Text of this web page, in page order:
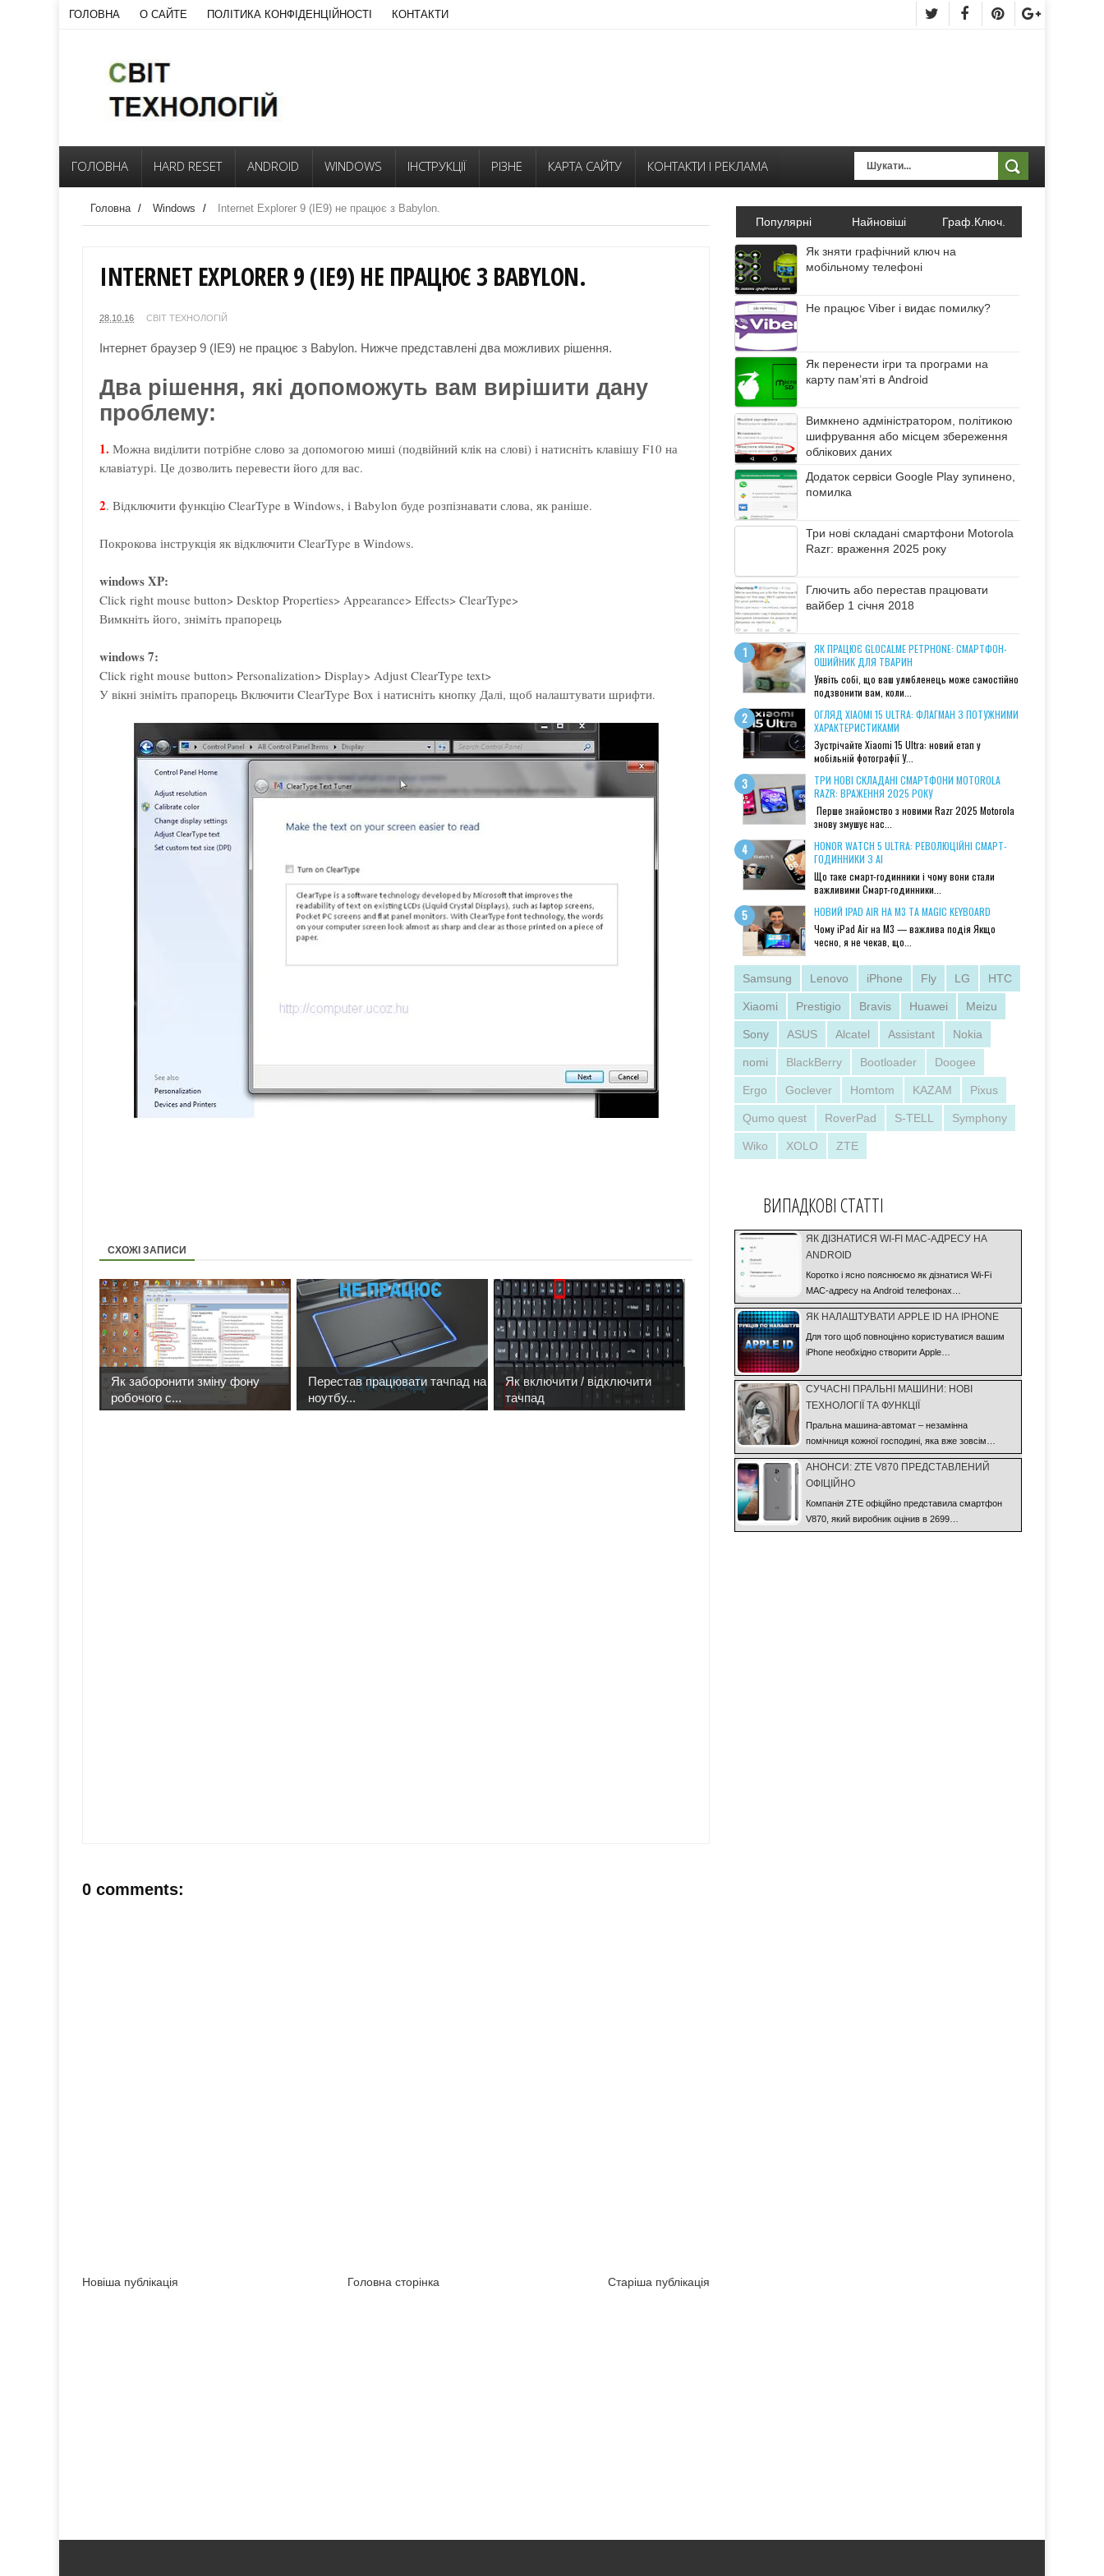
ГОЛОВНА О САЙТЕ ПОЛІТИКА КОНФІДЕНЦІЙНОСТІ КОНТАКТИ
ГОЛОВНА HARD RESET ANDROID WINDOWS ІНСТРУКЦІЇ РІЗНЕ КАРТА САЙТУ КОНТАКТИ І РЕКЛАМА
Головна / Windows / Internet Explorer 9 (IE9) не працює з Babylon.
INTERNET EXPLORER 9 (IE9) НЕ ПРАЦЮЄ З BABYLON.
28.10.16 СВІТ ТЕХНОЛОГІЙ
Інтернет браузер 9 (IE9) не працює з Babylon. Нижче представлені два можливих рішення.
Два рішення, які допоможуть вам вирішити дану
проблему:
1. Можна виділити потрібне слово за допомогою миші (подвійний клік на слові) і натисніть клавішу F10 на
клавіатурі. Це дозволить перевести його для вас.
2. Відключити функцію ClearType в Windows, і Babylon буде розпізнавати слова, як раніше.
Покрокова інструкція як відключити ClearType в Windows.
windows XP:
Click right mouse button> Desktop Properties> Appearance> Effects> ClearType>
Вимкніть його, зніміть прапорець
windows 7:
Click right mouse button> Personalization> Display> Adjust ClearType text>
У вікні зніміть прапорець Включити ClearType Box і натисніть кнопку Далі, щоб налаштувати шрифти.
СХОЖІ ЗАПИСИ
Як заборонити зміну фону
робочого с...
Перестав працювати тачпад на
ноутбу...
Як включити / відключити
тачпад
0 comments:
Новіша публікація Старіша публікація
Головна сторінка
Популярні Найновіші Граф.Ключ.
Як зняти графічний ключ на
мобільному телефоні
Не працює Viber і видає помилку?
Як перенести ігри та програми на
карту пам’яті в Android
Вимкнено адміністратором, політикою
шифрування або місцем збереження
облікових даних
Додаток сервіси Google Play зупинено,
помилка
Три нові складані смартфони Motorola
Razr: враження 2025 року
Глючить або перестав працювати
вайбер 1 січня 2018
ЯК ПРАЦЮЄ GLOCALME PETPHONE: СМАРТФОН-
ОШИЙНИК ДЛЯ ТВАРИН
Уявіть собі, що ваш улюбленець може самостійно
подзвонити вам, коли...
ОГЛЯД XIAOMI 15 ULTRA: ФЛАГМАН З ПОТУЖНИМИ
ХАРАКТЕРИСТИКАМИ
Зустрічайте Xiaomi 15 Ultra: новий етап у
мобільній фотографії У...
ТРИ НОВІ СКЛАДАНІ СМАРТФОНИ MOTOROLA
RAZR: ВРАЖЕННЯ 2025 РОКУ
Перше знайомство з новими Razr 2025 Motorola
знову змушує нас...
HONOR WATCH 5 ULTRA: РЕВОЛЮЦІЙНІ СМАРТ-
ГОДИННИКИ З AI
Що таке смарт-годинники і чому вони стали
важливими Смарт-годинники...
НОВИЙ IPAD AIR НА M3 ТА MAGIC KEYBOARD
Чому iPad Air на M3 — важлива подія Якщо
чесно, я не чекав, що...
Samsung Lenovo iPhone Fly LG HTC
Xiaomi Prestigio Bravis Huawei Meizu
Sony ASUS Alcatel Assistant Nokia
nomi BlackBerry Bootloader Doogee
Ergo Goclever Homtom KAZAM Pixus
Qumo quest RoverPad S-TELL Symphony
Wiko XOLO ZTE
ВИПАДКОВІ СТАТТІ
ЯК ДІЗНАТИСЯ WI-FI MAC-АДРЕСУ НА
ANDROID
Коротко і ясно пояснюємо як дізнатися Wi-Fi
MAC-адресу на Android телефонах…
ЯК НАЛАШТУВАТИ APPLE ID НА IPHONE
Для того щоб повноцінно користуватися вашим
iPhone необхідно створити Apple…
СУЧАСНІ ПРАЛЬНІ МАШИНИ: НОВІ
ТЕХНОЛОГІЇ ТА ФУНКЦІЇ
Пральна машина-автомат – незамінна
помічниця кожної господині, яка вже зовсім…
АНОНСИ: ZTE V870 ПРЕДСТАВЛЕНИЙ
ОФІЦІЙНО
Компанія ZTE офіційно представила смартфон
V870, який виробник оцінив в 2699…